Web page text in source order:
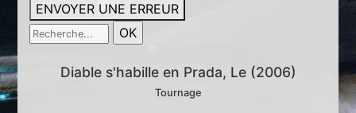
ENVOYER UNE ERREUR
Diable s'habille en Prada, Le (2006)
Tournage